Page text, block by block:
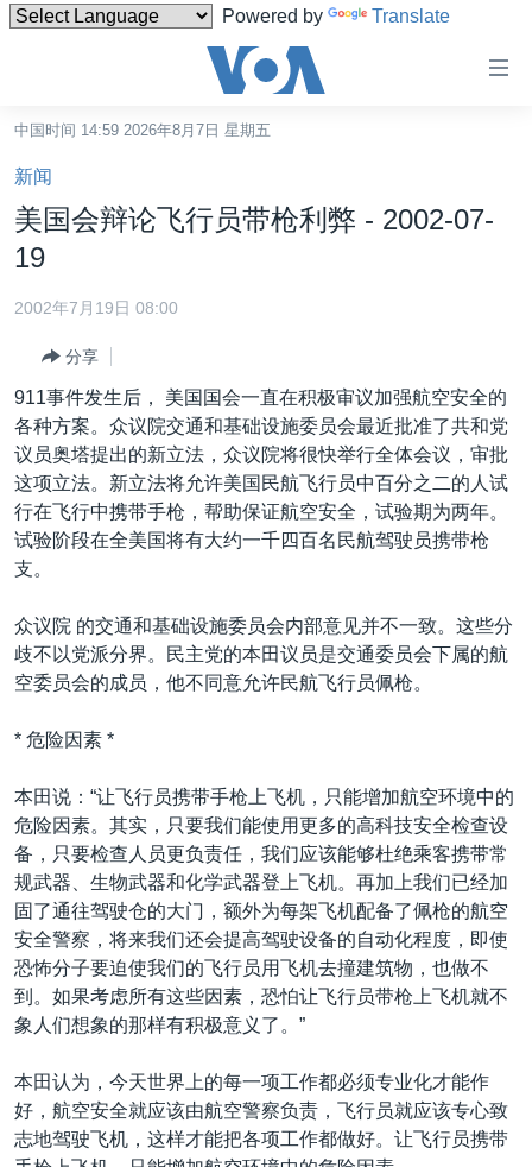
Powered by Translate
碍
链
接
跳
转
内
转
到
导
航
跳
转
到
索
国际
最新国际新闻
印太
中东
欧洲
非洲
美洲
全球议题
分类新闻
经济·金融·贸易
人权·法律·宗教
科教·文娱·体健
军事
劳工
环境
美中关系
热点专题
白宫要闻
国会报道
美中关系
美国建国250周年
美国之音专访
重要讲话与声明
台海两岸关系
南中国海争端
关注西藏
关注新疆
GEN Z 看美国
VOA视频
VOA今日焦点
中文广播
关注我们
其他语言网站
中国时间 14:59 2026年8月7日 星期五
新闻
美国会辩论飞行员带枪利弊 - 2002-07-
19
2002年7月19日 08:00
分享
911事件发生后， 美国国会一直在积极审议加强航空安全的
各种方案。众议院交通和基础设施委员会最近批准了共和党
议员奥塔提出的新立法，众议院将很快举行全体会议，审批
这项立法。新立法将允许美国民航飞行员中百分之二的人试
行在飞行中携带手枪，帮助保证航空安全，试验期为两年。
试验阶段在全美国将有大约一千四百名民航驾驶员携带枪
支。
众议院 的交通和基础设施委员会内部意见并不一致。这些分
歧不以党派分界。民主党的本田议员是交通委员会下属的航
空委员会的成员，他不同意允许民航飞行员佩枪。
* 危险因素 *
本田说：“让飞行员携带手枪上飞机，只能增加航空环境中的
危险因素。其实，只要我们能使用更多的高科技安全检查设
备，只要检查人员更负责任，我们应该能够杜绝乘客携带常
规武器、生物武器和化学武器登上飞机。再加上我们已经加
固了通往驾驶仓的大门，额外为每架飞机配备了佩枪的航空
安全警察，将来我们还会提高驾驶设备的自动化程度，即使
恐怖分子要迫使我们的飞行员用飞机去撞建筑物，也做不
到。如果考虑所有这些因素，恐怕让飞行员带枪上飞机就不
象人们想象的那样有积极意义了。”
本田认为，今天世界上的每一项工作都必须专业化才能作
好，航空安全就应该由航空警察负责，飞行员就应该专心致
志地驾驶飞机，这样才能把各项工作都做好。让飞行员携带